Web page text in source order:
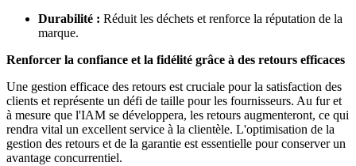
Durabilité : Réduit les déchets et renforce la réputation de la
marque.
Renforcer la confiance et la fidélité grâce à des retours efficaces
Une gestion efficace des retours est cruciale pour la satisfaction des
clients et représente un défi de taille pour les fournisseurs. Au fur et
à mesure que l'IAM se développera, les retours augmenteront, ce qui
rendra vital un excellent service à la clientèle. L'optimisation de la
gestion des retours et de la garantie est essentielle pour conserver un
avantage concurrentiel.